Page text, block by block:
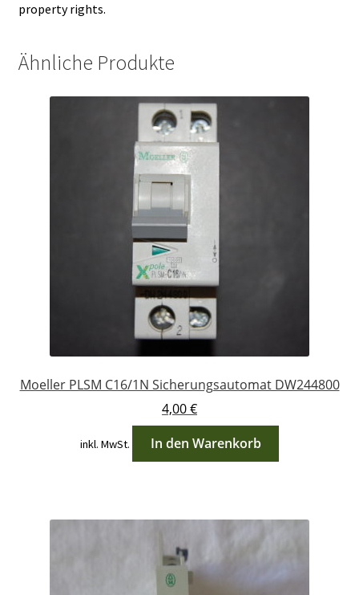
property rights.
Ähnliche Produkte
Moeller PLSM C16/1N Sicherungsautomat DW244800
4,00€
inkl. MwSt. In den Warenkorb